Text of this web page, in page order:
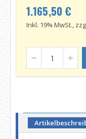
1.165,50 €
Inkl. 19% MwSt.,